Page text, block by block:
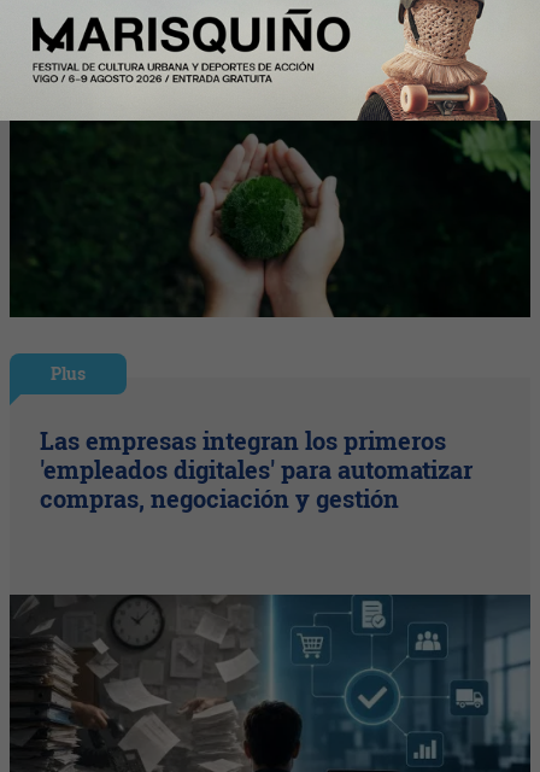
Plus
Las empresas integran los primeros
'empleados digitales' para automatizar
compras, negociación y gestión